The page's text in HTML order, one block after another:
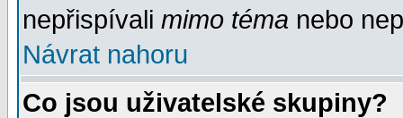
nepřispívali mimo téma nebo
Návrat nahoru
Co jsou uživatelské skupiny?